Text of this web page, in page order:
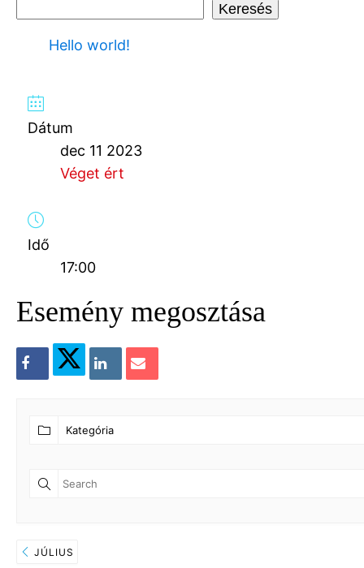
Keresés
Hello world!
Dátum
dec 11 2023
Véget ért
Idő
17:00
Esemény megosztása
JÚLIUS